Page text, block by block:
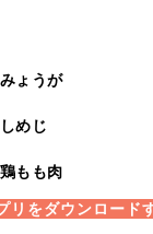
みょうが
しめじ
鶏もも肉
リをダウンロード